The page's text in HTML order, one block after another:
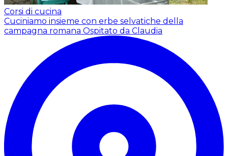
Corsi di cucina
Cuciniamo insieme con erbe selvatiche della
campagna romana Ospitato da Claudia